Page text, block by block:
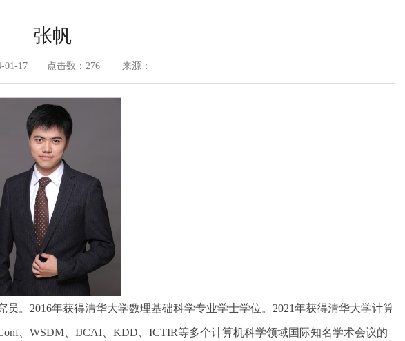
张帆
01-17 点击数： 276 来源：
。2016年获得清华大学数理基础科学专业学士学位。2021年获得清华大学计算
、WSDM、IJCAI、KDD、ICTIR等多个计算机科学领域国际知名学术会议的